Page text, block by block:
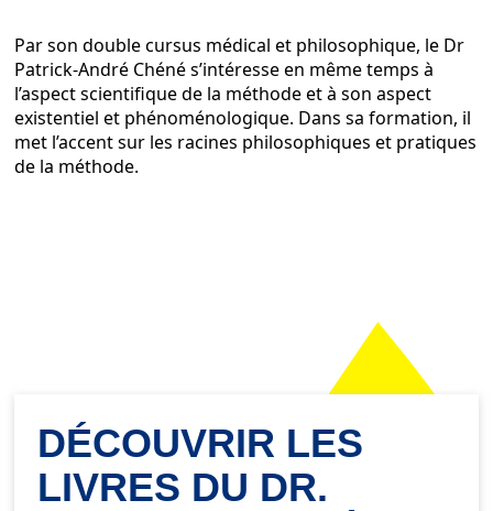
Par son double cursus médical et philosophique, le Dr
Patrick-André Chéné s’intéresse en même temps à
l’aspect scientifique de la méthode et à son aspect
existentiel et phénoménologique. Dans sa formation, il
met l’accent sur les racines philosophiques et pratiques
de la méthode.
DÉCOUVRIR LES
LIVRES DU DR.